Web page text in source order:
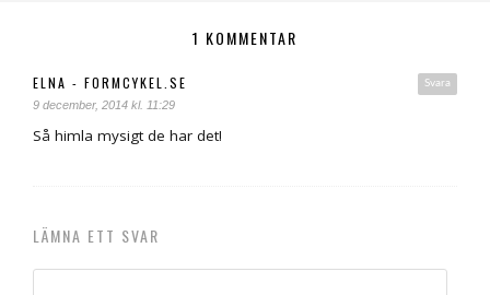
1 KOMMENTAR
Svara
ELNA - FORMCYKEL.SE
9 december, 2014 kl. 11:29
Så himla mysigt de har det!
LÄMNA ETT SVAR